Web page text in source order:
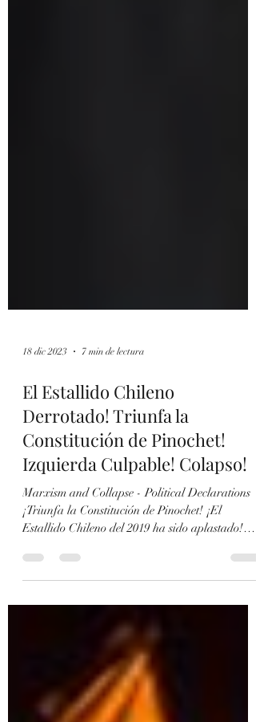
18 dic 2023 7 min de lectura
El Estallido Chileno
Derrotado! Triunfa la
Constitución de Pinochet!
Izquierda Culpable! Colapso!
Marxism and Collapse - Political Declarations
Estallido Chileno del 2019 ha sido aplastado!
¡La Izquierda es culpable! ¡Se aproxima el
constitucional chileno, imponiéndose la opción de
“rechazo” a la propuesta de nueva constitución
elaborada por el ultraderechista Partido
Republicano de José Antonio Kast por un
55,76% (Rechazo) frente a un 44,24% (Ap